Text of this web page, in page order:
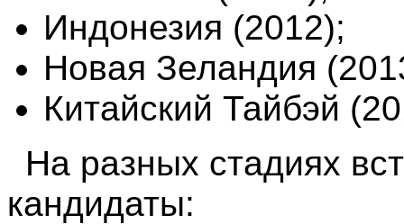
Индонезия (2012);
Новая Зеландия
Китайский Тайбэй
На разных стадиях
кандидаты: